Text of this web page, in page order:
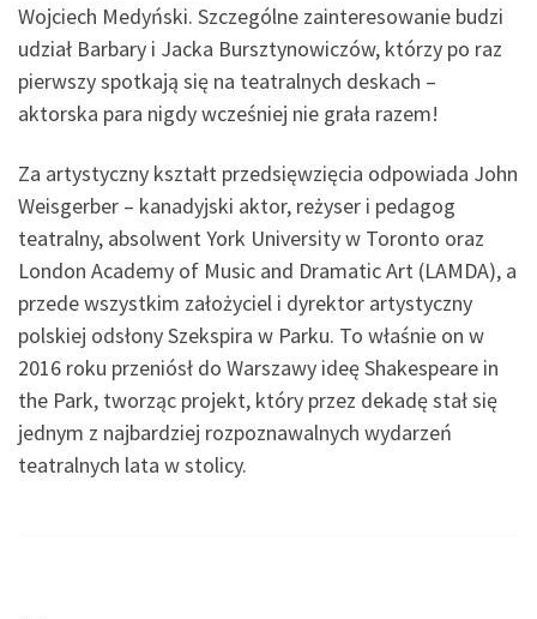
Wojciech Medyński. Szczególne zainteresowanie budzi
udział Barbary i Jacka Bursztynowiczów, którzy po raz
pierwszy spotkają się na teatralnych deskach –
aktorska para nigdy wcześniej nie grała razem!
Za artystyczny kształt przedsięwzięcia odpowiada John
Weisgerber – kanadyjski aktor, reżyser i pedagog
teatralny, absolwent York University w Toronto oraz
London Academy of Music and Dramatic Art (LAMDA), a
przede wszystkim założyciel i dyrektor artystyczny
polskiej odsłony Szekspira w Parku. To właśnie on w
2016 roku przeniósł do Warszawy ideę Shakespeare in
the Park, tworząc projekt, który przez dekadę stał się
jednym z najbardziej rozpoznawalnych wydarzeń
teatralnych lata w stolicy.